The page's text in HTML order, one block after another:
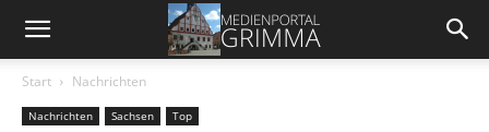
Start Nachrichten
Nachrichten Sachsen Top